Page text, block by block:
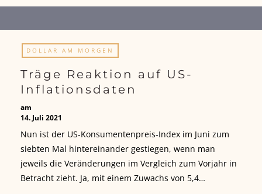
DOLLAR AM MORGEN
Träge Reaktion auf US-
Inflationsdaten
am
14. Juli 2021
Nun ist der US-Konsumentenpreis-Index im Juni zum
siebten Mal hintereinander gestiegen, wenn man
jeweils die Veränderungen im Vergleich zum Vorjahr in
Betracht zieht. Ja, mit einem Zuwachs von 5,4…